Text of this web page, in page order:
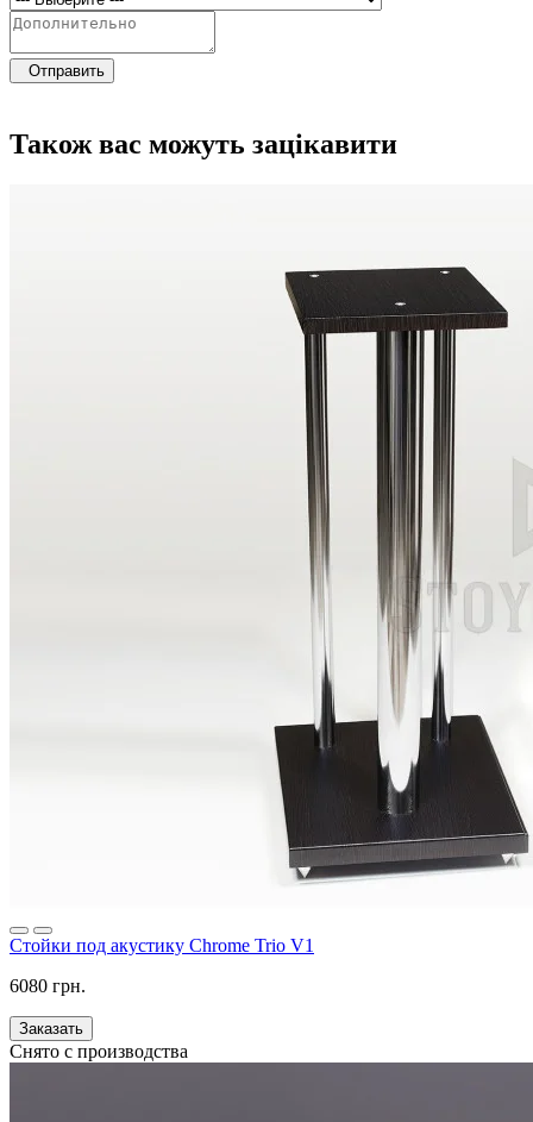
Отправить
Також вас можуть зацікавити
Стойки под акустику Chrome Trio V1
6080 грн.
Заказать
Снято с производства